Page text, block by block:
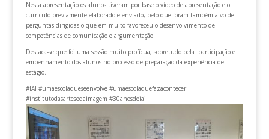
Nesta apresentação os alunos tiveram por base o vídeo de apresentação e o
currículo previamente elaborado e enviado, pelo que foram também alvo de
perguntas dirigidas o que em muito favoreceu o desenvolvimento de
competências de comunicação e argumentação.
Destaca-se que foi uma sessão muito profícua, sobretudo pela participação e
empenhamento dos alunos no processo de preparação da experiência de
estágio.
#IAI #umaescolaqueseenvolve #umaescolaquefazacontecer
#institutodasartesedaimagem #30anosdeiai